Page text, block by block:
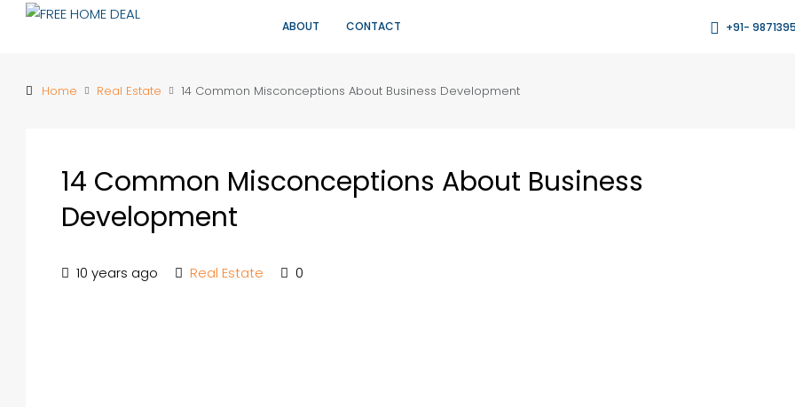
ABOUT CONTACT +91-
Home Real Estate 14 Common Misconceptions About Business Development
14 Common Misconceptions About Business
Development
10 years ago Real Estate 0